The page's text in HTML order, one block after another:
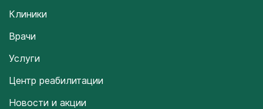
Клиники
Врачи
Услуги
Центр реабилитации
Новости и акции